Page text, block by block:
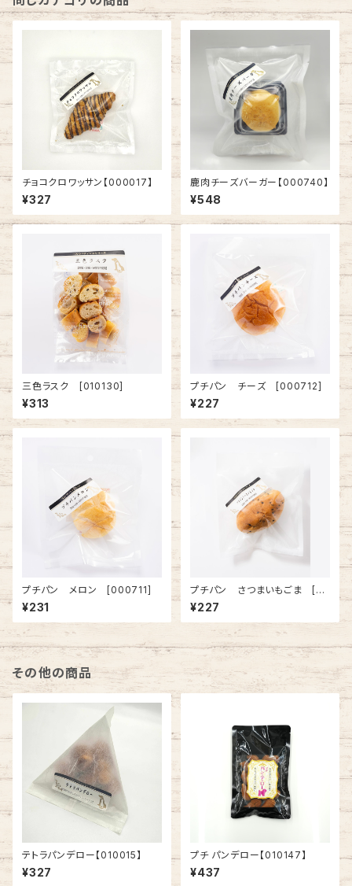
チョコクロワッサン【000017】
¥327
鹿肉チーズバーガー【000740】
¥548
三色ラスク [010130]
¥313
プチパン チーズ [000712]
¥227
プチパン メロン [000711]
¥231
プチパン さつまいもごま [00
0722]
¥227
その他の商品
テトラパンデロー【010015】
¥327
プチ パンデロー【010147】
¥437